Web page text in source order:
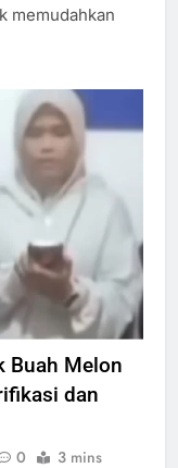
memudahkan
Buah Melon
dan
0 3 mins